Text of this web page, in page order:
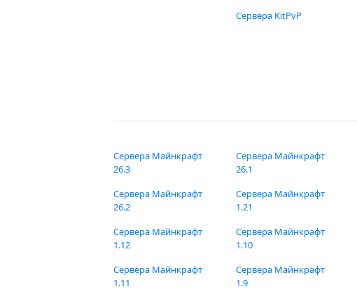
Сервера KitPvP
Сервера Майнкрафт
26.3
Сервера Майнкрафт
26.2
Сервера Майнкрафт
26.1
Сервера Майнкрафт
1.21
Сервера Майнкрафт
1.12
Сервера Майнкрафт
1.11
Сервера Майнкрафт
1.10
Сервера Майнкрафт
1.9